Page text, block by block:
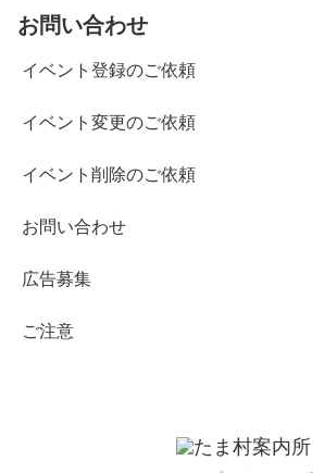
お問い合わせ
イベント登録のご依頼
イベント変更のご依頼
イベント削除のご依頼
お問い合わせ
広告募集
ご注意